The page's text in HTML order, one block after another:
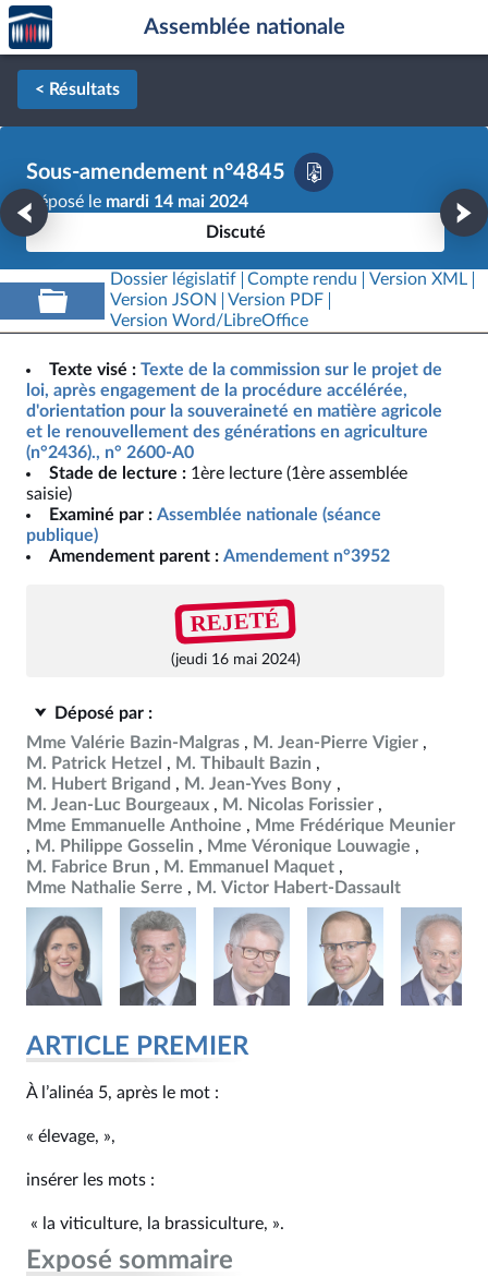
Aller au contenu
Aller en bas de la page
Accèder
à la
page
d'accueil
Assemblée nationale
< Résultats
Sous-amendement n°4845
Déposé le mardi 14 mai 2024
Discuté
Dossier législatif Compte rendu
Version XML
Version JSON
Version PDF
Version Word/LibreOffice
Texte visé : Texte de la commission sur le projet de
loi, après engagement de la procédure accélérée,
d'orientation pour la souveraineté en matière agricole
et le renouvellement des générations en agriculture
(n°2436)., n° 2600-A0
Stade de lecture : 1ère lecture (1ère assemblée
saisie)
Examiné par : Assemblée nationale (séance
publique)
Amendement parent : Amendement n°3952
REJETÉ
(jeudi 16 mai 2024)
Déposé par :
Mme Valérie Bazin-Malgras
M. Jean-Pierre Vigier
M. Patrick Hetzel
M. Thibault Bazin
M. Hubert Brigand
M. Jean-Yves Bony
M. Jean-Luc Bourgeaux
M. Nicolas Forissier
Mme Emmanuelle Anthoine
Mme Frédérique Meunier
M. Philippe Gosselin
Mme Véronique Louwagie
M. Fabrice Brun
M. Emmanuel Maquet
Mme Nathalie Serre
M. Victor Habert-Dassault
ARTICLE PREMIER
À l’alinéa 5, après le mot :
« élevage, »,
insérer les mots :
« la viticulture, la brassiculture, ».
Exposé sommaire